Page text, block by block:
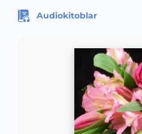
Audiokitoblar